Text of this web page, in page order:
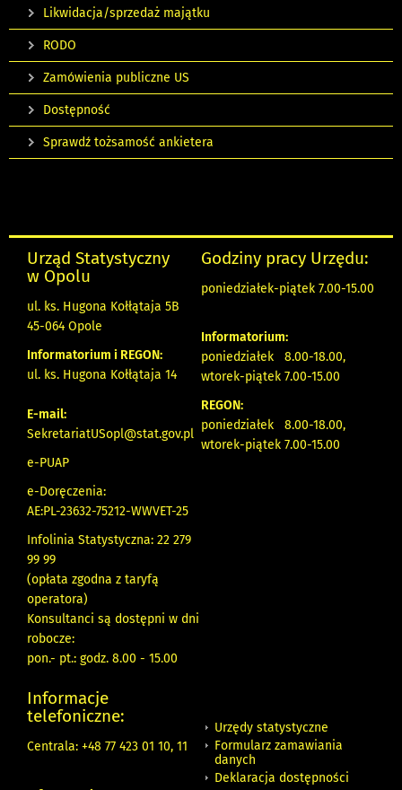
Likwidacja/sprzedaż majątku
RODO
Zamówienia publiczne US
Dostępność
Sprawdź tożsamość ankietera
Urząd Statystyczny
w Opolu
ul. ks. Hugona Kołłątaja 5B
45-064 Opole
Informatorium i REGON:
ul. ks. Hugona Kołłątaja 14
E-mail:
SekretariatUSopl@stat.gov.pl
e-PUAP
e-Doręczenia:
AE:PL-23632-75212-WWVET-25
Infolinia Statystyczna: 22 279
99 99
(opłata zgodna z taryfą
operatora)
Konsultanci są dostępni w dni
robocze:
pon.- pt.: godz. 8.00 - 15.00
Godziny pracy Urzędu:
poniedziałek-piątek 7.00-15.00
Informatorium:
poniedziałek 8.00-18.00,
wtorek-piątek 7.00-15.00
REGON:
poniedziałek 8.00-18.00,
wtorek-piątek 7.00-15.00
Informacje
telefoniczne:
Centrala: +48 77 423 01 10, 11
Urzędy statystyczne
Formularz zamawiania
danych
Deklaracja dostępności